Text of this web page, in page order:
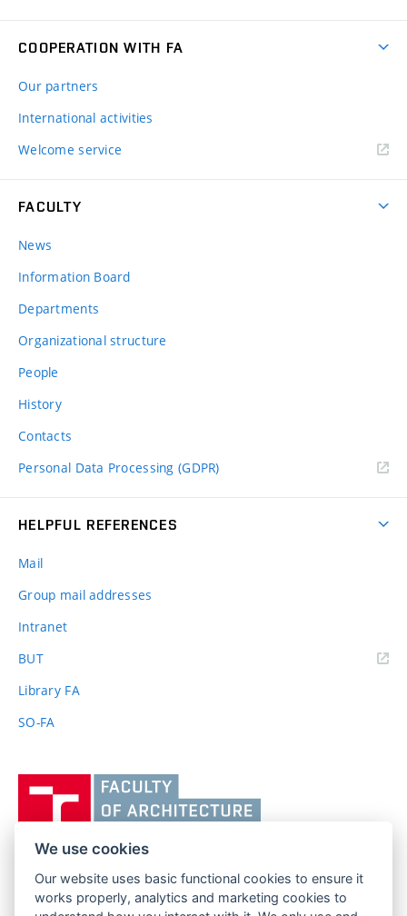
COOPERATION WITH FA
Our partners
International activities
Welcome service
FACULTY
News
Information Board
Departments
Organizational structure
People
History
Contacts
Personal Data Processing (GDPR)
HELPFUL REFERENCES
Mail
Group mail addresses
Intranet
BUT(external
Library FA
SO-FA
učení
technické
Brně,
Fakulta
FACULTY OF ARCHITECTURE
BRNO UNIVERSITY OF TECHNOLOGY
We use cookies
Our website uses basic functional cookies to ensure it
works properly, analytics and marketing cookies to